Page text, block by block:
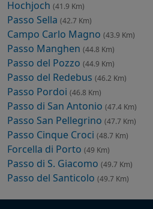
Hochjoch (41.9 Km)
Passo Sella (42.7 Km)
Campo Carlo Magno (43.9 Km)
Passo Manghen (44.8 Km)
Passo del Pozzo (44.9 Km)
Passo del Redebus (46.2 Km)
Passo Pordoi (46.8 Km)
Passo di San Antonio (47.4 Km)
Passo San Pellegrino (47.7 Km)
Passo Cinque Croci (48.7 Km)
Forcella di Porto (49 Km)
Passo di S. Giacomo (49.7 Km)
Passo del Santicolo (49.7 Km)